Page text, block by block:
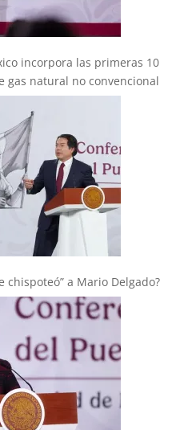
incorpora las primeras 10
gas natural no convencional
chispoteó” a Mario Delgado?